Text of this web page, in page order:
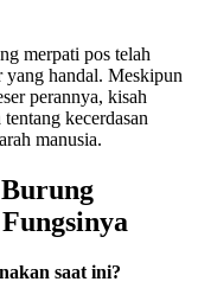
merpati pos telah
yang handal. Meskipun
perannya, kisah
kecerdasan
manusia.
saat ini?